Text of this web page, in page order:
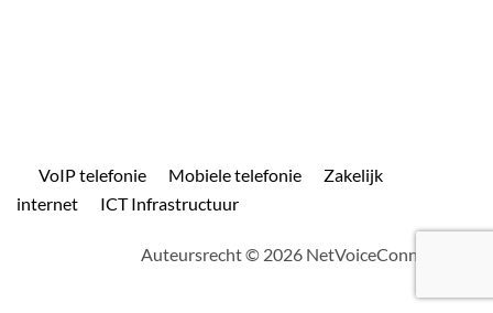
VoIP telefonie Mobiele telefonie
Zakelijk
internet
ICT Infrastructuur
Auteursrecht © 2026 NetVoiceConnect.com